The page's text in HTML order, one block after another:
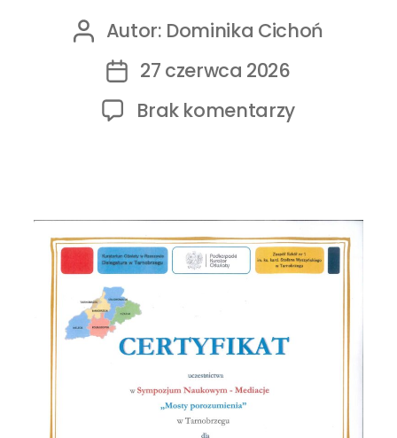
Autor: Dominika Cichoń
27 czerwca 2026
Brak komentarzy